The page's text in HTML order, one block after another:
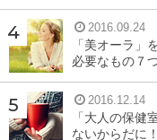
2016.09.24
「美オーラ」
必要なもの７
2016.12.14
「大人の保
ないからだに！